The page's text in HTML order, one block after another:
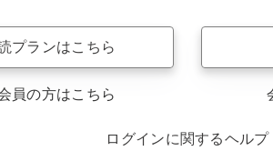
プランはこちら
員の方はこちら
ログインに関するヘルプ